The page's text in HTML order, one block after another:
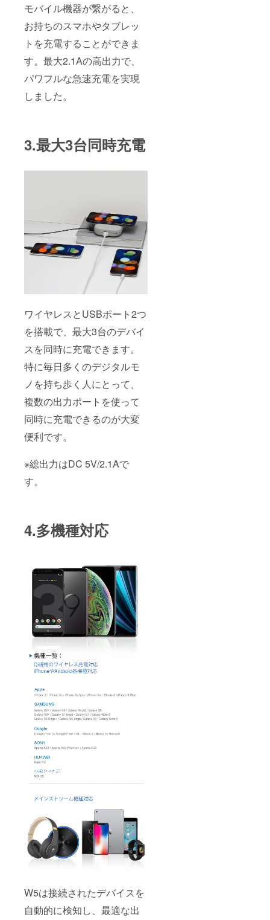
モバイル機器が繋がると、
お持ちのスマホやタブレッ
トを充電することができま
す。最大2.1Aの高出力で、
パワフルな急速充電を実現
しました。
3.最大3台同時充電
ワイヤレスとUSBポート2つ
を搭載で、最大3台のデバイ
スを同時に充電できます。
特に毎日多くのデジタルモ
ノを持ち歩く人にとって、
複数の出力ポートを使って
同時に充電できるのが大変
便利です。
※総出力はDC 5V/2.1Aで
す。
4.多機種対応
W5は接続されたデバイスを
自動的に検知し、最適な出